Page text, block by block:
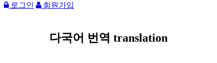
로그인 회원가입
다국어 번역 translation